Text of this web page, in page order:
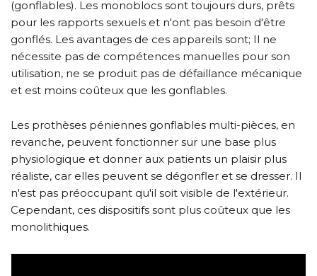
(gonflables). Les monoblocs sont toujours durs, prêts
pour les rapports sexuels et n'ont pas besoin d'être
gonflés. Les avantages de ces appareils sont; Il ne
nécessite pas de compétences manuelles pour son
utilisation, ne se produit pas de défaillance mécanique
et est moins coûteux que les gonflables.
Les prothèses péniennes gonflables multi-pièces, en
revanche, peuvent fonctionner sur une base plus
physiologique et donner aux patients un plaisir plus
réaliste, car elles peuvent se dégonfler et se dresser. Il
n'est pas préoccupant qu'il soit visible de l'extérieur.
Cependant, ces dispositifs sont plus coûteux que les
monolithiques.